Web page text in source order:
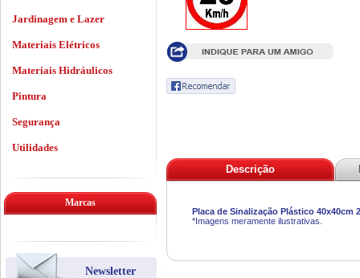
Descrição
Placa de Sinalização Plástico 40x40cm
*Imagens meramente ilustrativas.
Jardinagem e Lazer
Materiais Elétricos
Materiais Hidráulicos
Pintura
Segurança
Utilidades
Marcas
Newsletter